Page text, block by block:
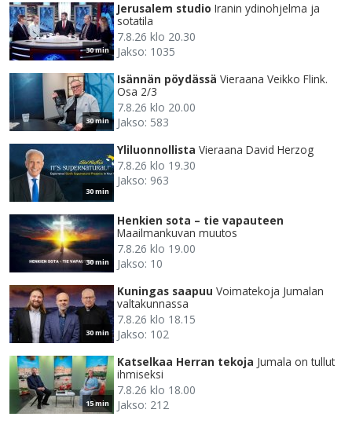
30 min
Jerusalem studio Iranin ydinohjelma ja
sotatila
7.8.26 klo 20.30
Jakso: 1035
30 min
Isännän pöydässä Vieraana Veikko Flink.
Osa 2/3
7.8.26 klo 20.00
Jakso: 583
30 min
Yliluonnollista Vieraana David Herzog
7.8.26 klo 19.30
Jakso: 963
30 min
Henkien sota – tie vapauteen
Maailmankuvan muutos
7.8.26 klo 19.00
Jakso: 10
30 min
Kuningas saapuu Voimatekoja Jumalan
valtakunnassa
7.8.26 klo 18.15
Jakso: 102
15 min
Katselkaa Herran tekoja Jumala on tullut
ihmiseksi
7.8.26 klo 18.00
Jakso: 212